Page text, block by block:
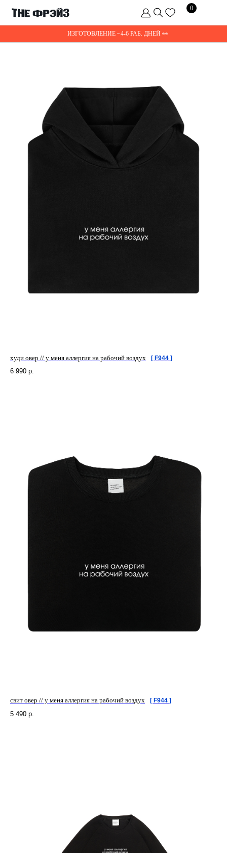
0
ИЗГОТОВЛЕНИЕ ~4-6 РАБ. ДНЕЙ 👀
Не
смешно
худи овер // у меня аллергия на рабочий воздух [ F944 ]
6 990 р.
свит овер // у меня аллергия на рабочий воздух [ F944 ]
5 490 р.